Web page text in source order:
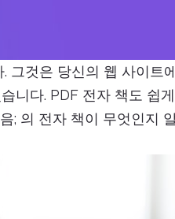
그것은 당신의 웹 사이트
니다. PDF 전자 책도 쉽
; 의 전자 책이 무엇인지